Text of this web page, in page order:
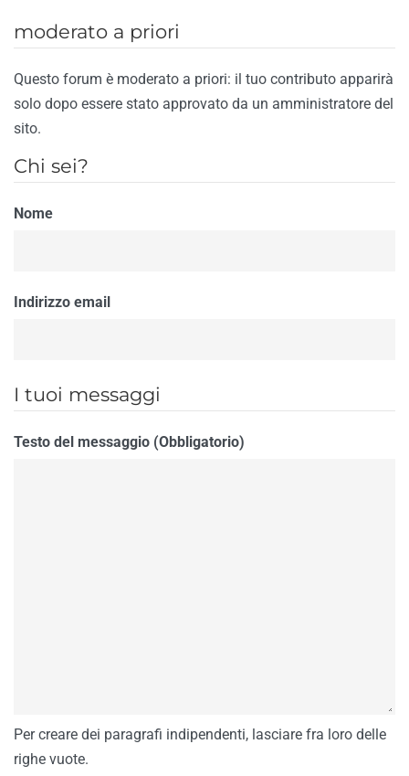
moderato a priori
Questo forum è moderato a priori: il tuo contributo apparirà
solo dopo essere stato approvato da un amministratore del
sito.
Chi sei?
Nome
Indirizzo email
I tuoi messaggi
Testo del messaggio (Obbligatorio)
Per creare dei paragrafi indipendenti, lasciare fra loro delle
righe vuote.